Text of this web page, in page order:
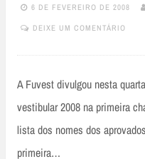
6 DE FEVEREIRO DE 2008
DEIXE UM COMENTÁRIO
A Fuvest divulgou nesta
vestibular 2008 na primeira
lista dos nomes dos
primeira…